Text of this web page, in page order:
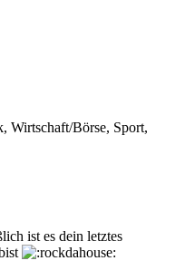
Wirtschaft/Börse, Sport,
ist es dein letztes